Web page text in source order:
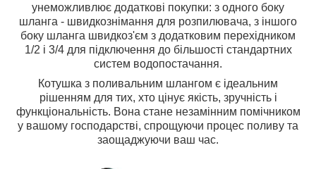
унеможливлює додаткові покупки: з одного боку
шланга - швидкознімання для розпилювача, з іншого
боку шланга швидкоз'єм з додатковим перехідником
1/2 і 3/4 для підключення до більшості стандартних
систем водопостачання.
Котушка з поливальним шлангом є ідеальним
рішенням для тих, хто цінує якість, зручність і
функціональність. Вона стане незамінним помічником
у вашому господарстві, спрощуючи процес поливу та
заощаджуючи ваш час.